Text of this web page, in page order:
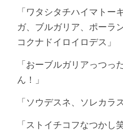
店舗情報
POWERED
「ワタシタチハイマトー
ガ、ブルガリア、ポーラ
コクナドイロイロデス」
「おーブルガリアっつっ
ん！」
「ソウデスネ、ソレカラ
「ストイチコフなつかし